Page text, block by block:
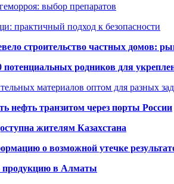
выбор препаратов
практичный подход к безопасности
строительство частных домов:
родников для
материалов оптом для разных
нефть транзитом через порты России
жителям Казахстана
о возможной утечке
продукцию в Алматы